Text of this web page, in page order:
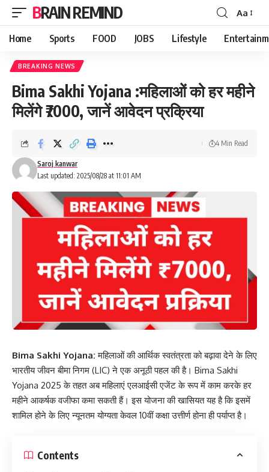
BRAIN REMIND
Font
Resizer
Aa
Home Sports FOOD JOBS Lifestyle
BREAKING NEWS
Bima Sakhi Yojana :महिलाओं को हर महीने
मिलेंगे ₹7000, जानें आवेदन प्रक्रिया
Last updated: 2025/08/28 at 11:01 AM
Saroj kanwar
4 Min Read
Bima Sakhi Yojana: महिलाओं की आर्थिक स्वतंत्रता को बढ़ावा देने के लिए
भारतीय जीवन बीमा निगम (LIC) ने एक अनूठी पहल की है। Bima Sakhi
Yojana 2025 के तहत अब महिलाएं एलआईसी एजेंट के रूप में काम करके हर
महीने आकर्षक वजीफा कमा सकती हैं। इस योजना की खासियत यह है कि इसमें
शामिल होने के लिए न्यूनतम योग्यता केवल 10वीं कक्षा उत्तीर्ण होना ही पर्याप्त है।
Contents